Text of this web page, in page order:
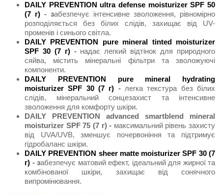
DAILY PREVENTION ultra defense moisturizer SPF 50
(7 г) - забезпечує інтенсивне зволоження, рівномірно
розподіляється без білих слідів, захищає від UV-
променів і синього світла.
DAILY PREVENTION pure mineral tinted moisturizer
SPF 30 (7 г)- надає легкий відтінок для природного
сяйва, містить мінеральні фільтри та зволожуючі
компоненти.
DAILY PREVENTION pure mineral hydrating
moisturizer SPF 30 (7 г) - легка текстура без білих
слідів, мінеральний сонцезахист та інтенсивне
зволоження для комфорту шкіри.
DAILY PREVENTION advanced smartblend mineral
moisturizer SPF 75 (7 г) - максимальний рівень захисту
від UVA/UVB, зменшує почервоніння та підтримує
гідробаланс шкіри.
DAILY PREVENTION sheer matte moisturizer SPF 30 (7
г) - забезпечує матовий ефект, ідеальний для жирної та
комбінованої шкіри, захищає від сонячного
випромінювання.